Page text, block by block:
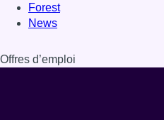
Forest
News
Offres d’emploi